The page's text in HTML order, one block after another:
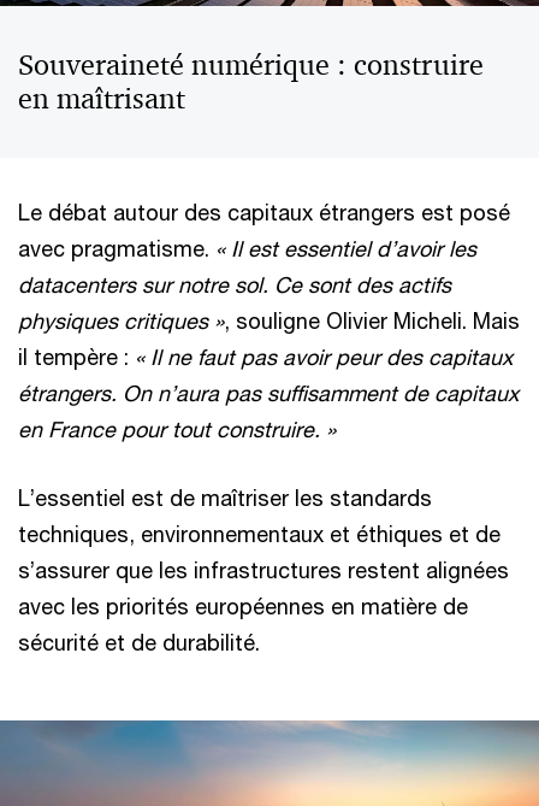
Souveraineté numérique : construire
en maîtrisant
Le débat autour des capitaux étrangers est posé
avec pragmatisme. « Il est essentiel d’avoir les
datacenters sur notre sol. Ce sont des actifs
physiques critiques », souligne Olivier Micheli. Mais
il tempère : « Il ne faut pas avoir peur des capitaux
étrangers. On n’aura pas suffisamment de capitaux
en France pour tout construire. »
L’essentiel est de maîtriser les standards
techniques, environnementaux et éthiques et de
s’assurer que les infrastructures restent alignées
avec les priorités européennes en matière de
sécurité et de durabilité.